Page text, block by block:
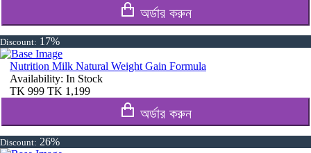
অর্ডার করুন
Discount: 17%
Nutrition Milk Natural Weight Gain Formula
Availability: In Stock
TK 999 TK 1,199
অর্ডার করুন
Discount: 26%